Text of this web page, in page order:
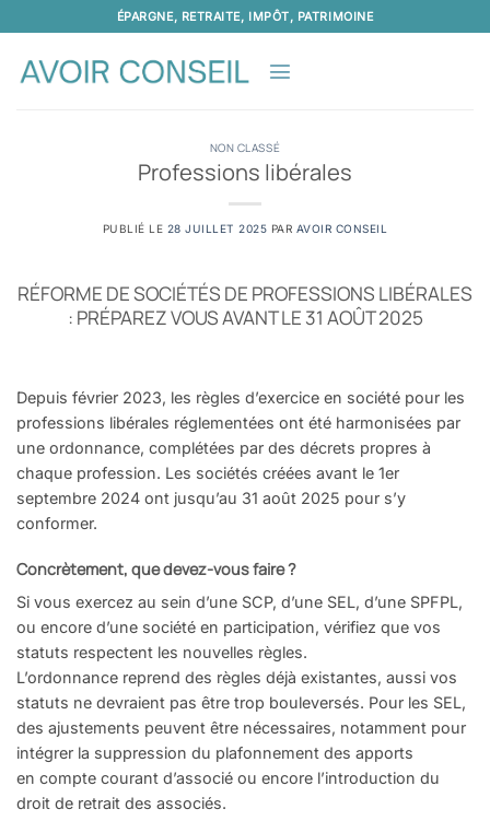
au
contenu
ÉPARGNE, RETRAITE, IMPÔT, PATRIMOINE
NON CLASSÉ
Professions libérales
PUBLIÉ LE 28 JUILLET 2025 PAR AVOIR CONSEIL
RÉFORME DE SOCIÉTÉS DE PROFESSIONS LIBÉRALES
: PRÉPAREZ VOUS AVANT LE 31 AOÛT 2025
Depuis février 2023, les règles d’exercice en société pour les
professions libérales réglementées ont été harmonisées par
une ordonnance, complétées par des décrets propres à
chaque profession. Les sociétés créées avant le 1er
septembre 2024 ont jusqu’au 31 août 2025 pour s’y
conformer.
Concrètement, que devez-vousfaire?
Si vous exercez au sein d’une SCP, d’une SEL, d’une SPFPL,
ou encore d’une société en participation, vérifiez que vos
statuts respectent les nouvelles règles.
L’ordonnance reprend des règles déjà existantes, aussi vos
statuts ne devraient pas être trop bouleversés. Pour les SEL,
des ajustements peuvent être nécessaires, notamment pour
intégrer la suppression du plafonnement des apports
en compte courant d’associé ou encore l’introduction du
droit de retrait des associés.